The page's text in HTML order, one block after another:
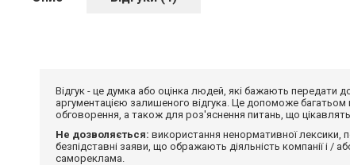
Відгук - це думка або оцінка людей, які бажають
аргументацією залишеного відгука. Це допоможе багатьом
обговорення, а також для роз'яснення питань, що
Не дозволяється: використання ненормативної лексики,
безпідставні заяви, що ображають діяльність компанії і /
самореклама.